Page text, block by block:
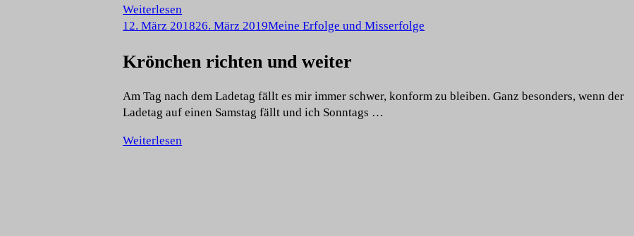
Weiterlesen
12. März 201826. März 2019Meine Erfolge und Misserfolge
Krönchen richten und weiter
Am Tag nach dem Ladetag fällt es mir immer schwer, konform zu bleiben. Ganz besonders, wenn der
Ladetag auf einen Samstag fällt und ich Sonntags …
Weiterlesen